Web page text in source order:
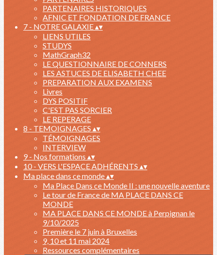
PARTENAIRES HISTORIQUES
AFNIC ET FONDATION DE FRANCE
7 - NOTRE GALAXIE▴▾
LIENS UTILES
STUDYS
MathGraph32
LE QUESTIONNAIRE DE CONNERS
LES ASTUCES DE ELISABETH CHEE
PREPARATION AUX EXAMENS
Livres
DYS POSITIF
C'EST PAS SORCIER
LE REPERAGE
8 - TEMOIGNAGES ▴▾
TÉMOIGNAGES
INTERVIEW
9 - Nos formations ▴▾
10 - VERS L'ESPACE ADHÉRENTS ▴▾
Ma place dans ce monde▴▾
Ma Place Dans ce Monde II : une nouvelle aventure
Le tour de France de MA PLACE DANS CE
MONDE
MA PLACE DANS CE MONDE à Perpignan le
9/10/2025
Première le 7 juin à Bruxelles
9, 10 et 11 mai 2024
Ressources complémentaires